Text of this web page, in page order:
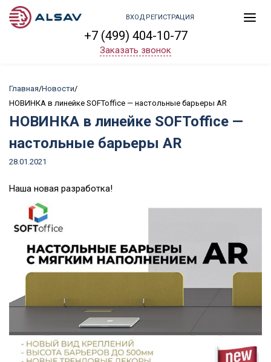
+7 (499) 404-10-77
Заказать звонок
ВХОД РЕГИСТРАЦИЯ
Главная/Новости/
НОВИНКА в линейке SOFToffice — настольные барьеры AR
НОВИНКА в линейке SOFToffice —
настольные барьеры AR
Posted
28.01.2021
Наша новая разработка!